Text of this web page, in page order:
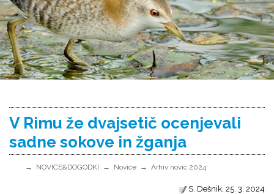
V Rimu že dvajsetič ocenjevali
sadne sokove in žganja
NOVICE&DOGODKI Novice Arhiv novic 2024
S. Dešnik, 25. 3. 2024